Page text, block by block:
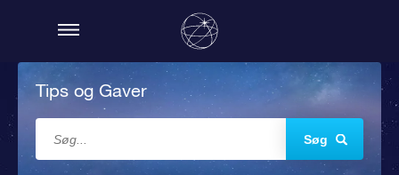
Tips og Gaver
Søg